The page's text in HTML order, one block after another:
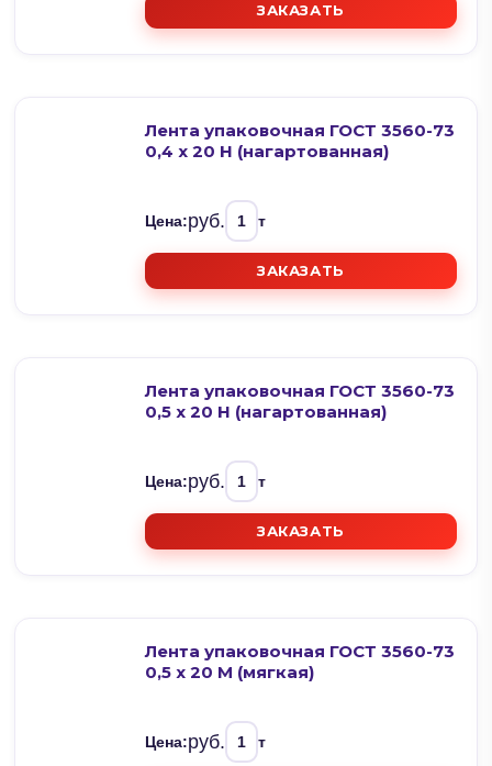
ЗАКАЗАТЬ
Лента упаковочная ГОСТ 3560-73
0,4 х 20 Н (нагартованная)
Цена:руб. т
ЗАКАЗАТЬ
Лента упаковочная ГОСТ 3560-73
0,5 х 20 Н (нагартованная)
Цена:руб. т
ЗАКАЗАТЬ
Лента упаковочная ГОСТ 3560-73
0,5 х 20 М (мягкая)
Цена:руб. т